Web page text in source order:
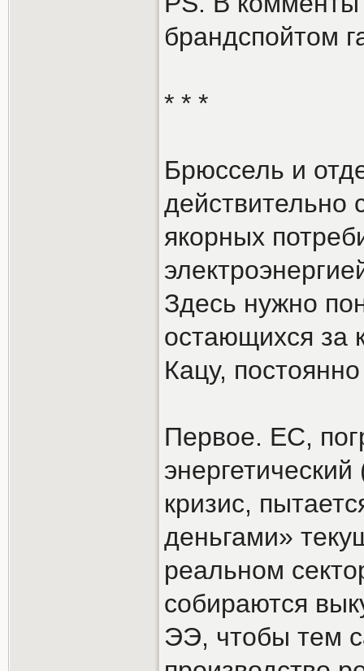
брандспойтом
* * *
Брюссель и
действительно
якорных
Здесь нужно
остающихся за
Кацу,
Первое. ЕС,
кризис,
деньгами»
реальном
собираются
ЭЭ, чтобы тем